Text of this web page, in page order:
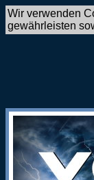
Wir verwenden
gewährleisten